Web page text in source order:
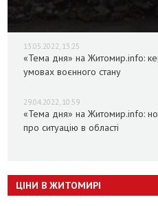
13.05.2022, 13:25
«Тема дня» на Житомир.info:
умовах воєнного стану
29.04.2022, 10:59
«Тема дня» на Житомир.info:
про ситуацію в області
ЦІНИ В ЖИТОМИРІ